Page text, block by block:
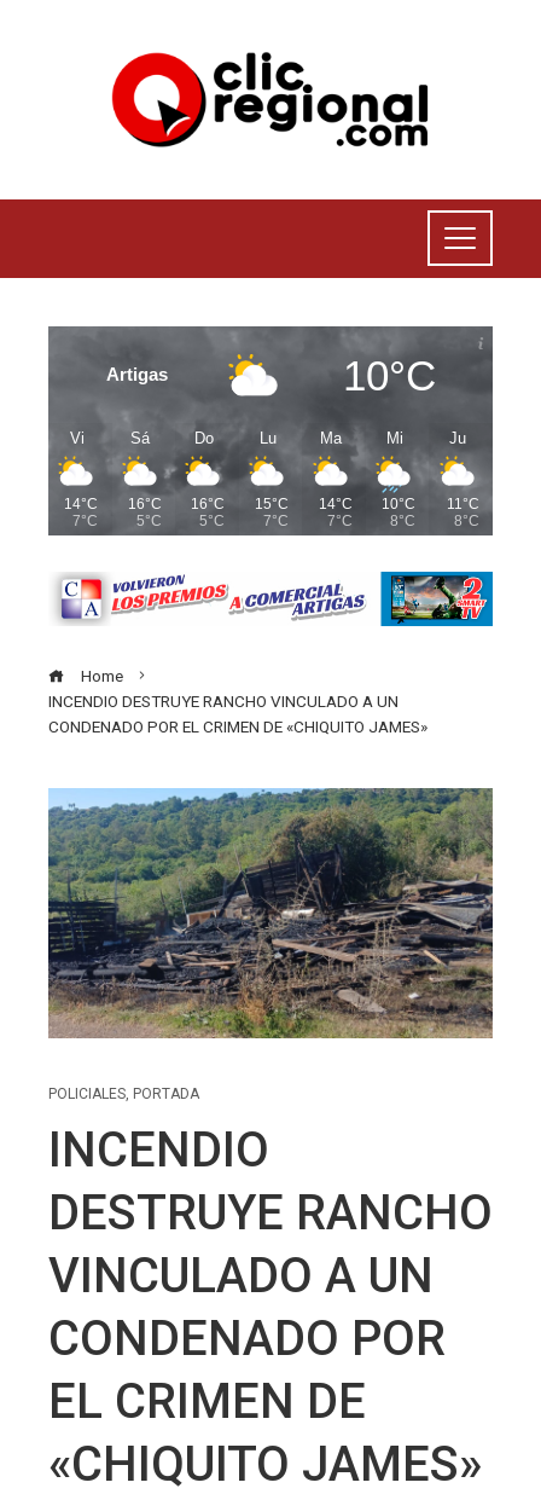
Artigas 10°C
Vi
14°C
7°C
Sá
16°C
5°C
Do
16°C
5°C
Lu
15°C
7°C
Ma
14°C
7°C
Mi
10°C
8°C
Ju
11°C
8°C
Home
INCENDIO DESTRUYE RANCHO VINCULADO A UN
CONDENADO POR EL CRIMEN DE «CHIQUITO JAMES»
POLICIALES, PORTADA
INCENDIO
DESTRUYE RANCHO
VINCULADO A UN
CONDENADO POR
EL CRIMEN DE
«CHIQUITO JAMES»